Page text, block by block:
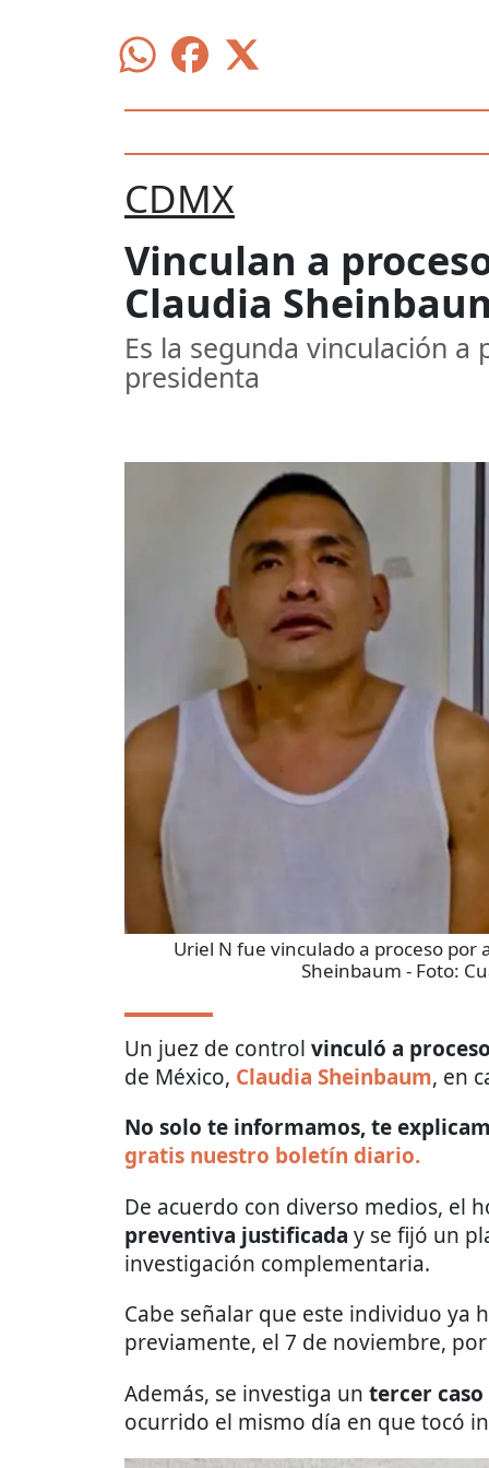
CDMX
Vinculan a
Claudia
Es la segunda vinculación a
presidenta
Uriel N fue vinculado a proceso por
Sheinbaum - Foto:
Un juez de control vinculó a proceso
de México, Claudia Sheinbaum, en
No solo te informamos, te
gratis nuestro boletín diario.
De acuerdo con diverso medios, el
preventiva justificada y se fijó un
investigación complementaria.
Cabe señalar que este individuo ya
previamente, el 7 de noviembre,
Además, se investiga un tercer caso
ocurrido el mismo día en que tocó